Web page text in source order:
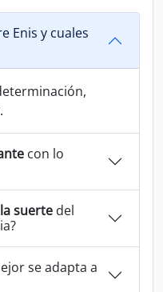
Enis y cuales
con lo
suerte del
se adapta a